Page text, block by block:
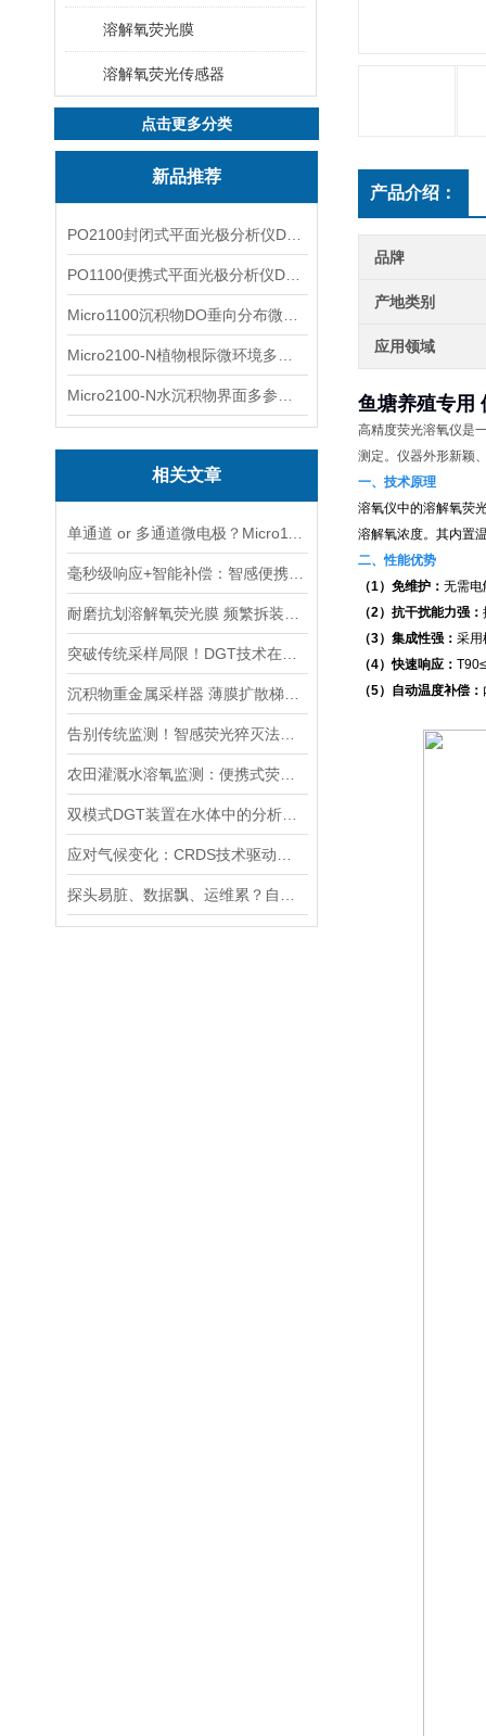
溶解氧荧光膜
溶解氧荧光传感器
点击更多分类
新品推荐
相关文章
产品介绍：
品牌
产地类别
应用领域
鱼塘养殖专用
高精度荧光溶氧仪是
测定。仪器外形新颖
一、技术原理
溶氧仪中的溶解氧荧
溶解氧浓度。其内置
二、性能优势
（1）免维护： 无需电
（2）抗干扰能力强：
（3）集成性强： 采用
（4）快速响应：
（5）自动温度补偿：